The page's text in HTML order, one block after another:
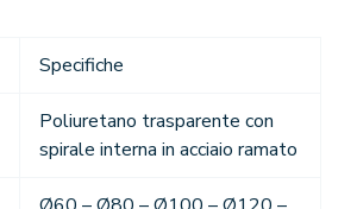
Specifiche
Poliuretano trasparente con
spirale interna in acciaio ramato